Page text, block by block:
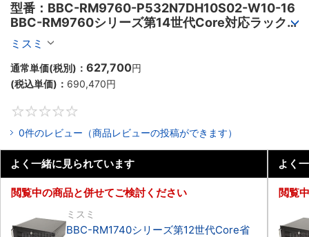
型番：BBC-RM9760-P532N7DH10S02-W10-16
BBC-RM9760シリーズ第14世代Core対応ラック
マウント3PCIe
ミスミ
通常単価(税別)： 627,700円
(税込単価)： 690,470円
0件のレビュー（商品レビューの投稿ができます）
よく一緒に見られています
閲覧中の商品と併せてご検討ください
ミスミ
BBC-RM1740シリーズ第12世代Core省
よく
閲覧